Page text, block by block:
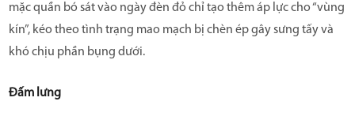
mặc quần bó sát vào ngày đèn đỏ chỉ tạo thêm áp lực cho “vùng
kín”, kéo theo tình trạng mao mạch bị chèn ép gây sưng tấy và
khó chịu phần bụng dưới.
Đấm lưng